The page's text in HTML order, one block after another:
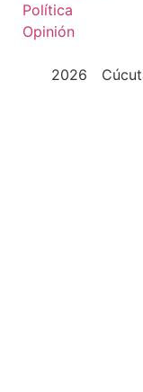
Política
Opinión
2026